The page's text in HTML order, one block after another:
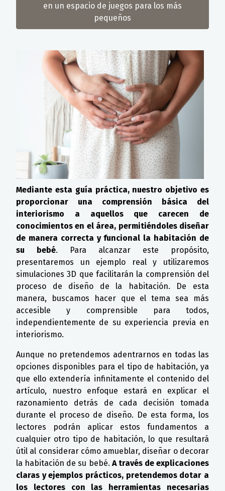
en un espacio de juegos para los más
pequeños
Mediante esta guía práctica, nuestro objetivo es
proporcionar una comprensión básica del
interiorismo a aquellos que carecen de
conocimientos en el área, permitiéndoles diseñar
de manera correcta y funcional la habitación de
su bebé. Para alcanzar este propósito,
presentaremos un ejemplo real y utilizaremos
simulaciones 3D que facilitarán la comprensión del
proceso de diseño de la habitación. De esta
manera, buscamos hacer que el tema sea más
accesible y comprensible para todos,
independientemente de su experiencia previa en
interiorismo.
Aunque no pretendemos adentrarnos en todas las
opciones disponibles para el tipo de habitación, ya
que ello extendería infinitamente el contenido del
artículo, nuestro enfoque estará en explicar el
razonamiento detrás de cada decisión tomada
durante el proceso de diseño. De esta forma, los
lectores podrán aplicar estos fundamentos a
cualquier otro tipo de habitación, lo que resultará
útil al considerar cómo amueblar, diseñar o decorar
la habitación de su bebé. A través de explicaciones
claras y ejemplos prácticos, pretendemos dotar a
los lectores con las herramientas necesarias